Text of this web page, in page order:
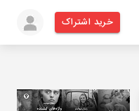
خرید اشتراک